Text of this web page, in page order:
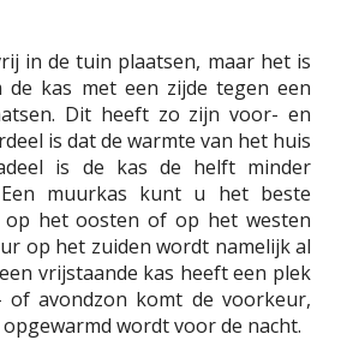
in de tuin plaatsen, maar het is
kas met een zijde tegen een
Dit heeft zo zijn voor- en
is dat de warmte van het huis
is de kas de helft minder
muurkas kunt u het beste
het oosten of op het westen
op het zuiden wordt namelijk al
vrijstaande kas heeft een plek
of avondzon komt de voorkeur,
wordt voor de nacht.